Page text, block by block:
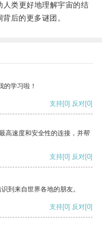
类更好地理解宇宙的结
后的更多谜团。
的学习啦！
支持[0] 反对[0]
高速度和安全性的连接，并帮
支持[0] 反对[0]
到来自世界各地的朋友。
支持[0] 反对[0]